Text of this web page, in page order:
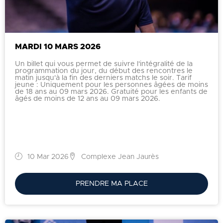
MARDI 10 MARS 2026
Un billet qui vous permet de suivre l'intégralité de la
programmation du jour, du début des rencontres le
matin jusqu'à la fin des derniers matchs le soir. Tarif
jeune : Uniquement pour les personnes âgées de moins
de 18 ans au 09 mars 2026. Gratuité pour les enfants de
âgés de moins de 12 ans au 09 mars 2026.
10 Mar 2026 Complexe Jean Jaurès
PRENDRE MA PLACE